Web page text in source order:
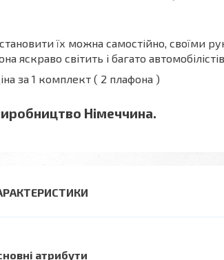
їх можна самостійно, своїми
яскраво світить і багато
за 1 комплект ( 2 плафона )
Німеччина.
атрибути